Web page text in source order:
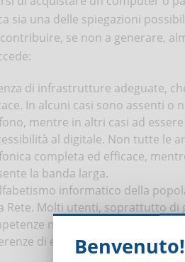
sia una delle spiegazioni
se non a generare,
di infrastrutture adeguate,
In alcuni casi sono assenti
mentre in altri casi ad
al digitale. Non tutte le
completa ed efficace,
la banda larga.
informatico della
Rete. Molti utenti, soprattutto di
necessarie per avere
di età, genere ed etnia,
Benvenuto!